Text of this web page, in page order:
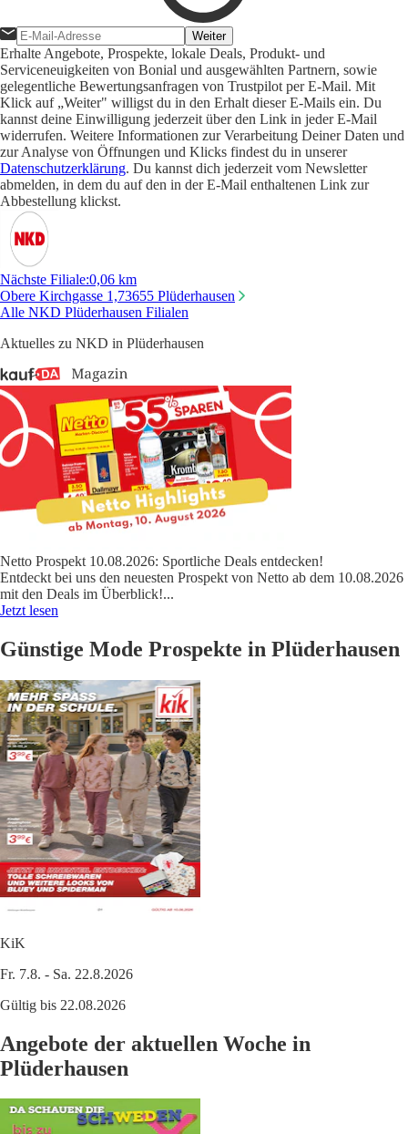
Weiter
Erhalte Angebote, Prospekte, lokale Deals, Produkt- und
Serviceneuigkeiten von Bonial und ausgewählten Partnern, sowie
gelegentliche Bewertungsanfragen von Trustpilot per E-Mail. Mit
Klick auf „Weiter" willigst du in den Erhalt dieser E-Mails ein. Du
kannst deine Einwilligung jederzeit über den Link in jeder E-Mail
widerrufen. Weitere Informationen zur Verarbeitung Deiner Daten und
zur Analyse von Öffnungen und Klicks findest du in unserer
Datenschutzerklärung. Du kannst dich jederzeit vom Newsletter
abmelden, in dem du auf den in der E-Mail enthaltenen Link zur
Abbestellung klickst.
Nächste Filiale:0,06 km
Obere Kirchgasse 1,73655 Plüderhausen
Alle NKD Plüderhausen Filialen
Aktuelles zu NKD in Plüderhausen
Netto Prospekt 10.08.2026: Sportliche Deals entdecken!
Entdeckt bei uns den neuesten Prospekt von Netto ab dem 10.08.2026
mit den Deals im Überblick!...
Jetzt lesen
Günstige Mode Prospekte in Plüderhausen
KiK
Fr. 7.8. - Sa. 22.8.2026
Gültig bis 22.08.2026
Angebote der aktuellen Woche in
Plüderhausen